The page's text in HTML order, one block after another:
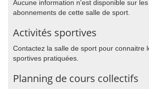
Aucune information n'est disponible sur
abonnements de cette salle de sport.
Activités sportives
Contactez la salle de sport pour connaitre
sportives pratiquées.
Planning de cours collectifs